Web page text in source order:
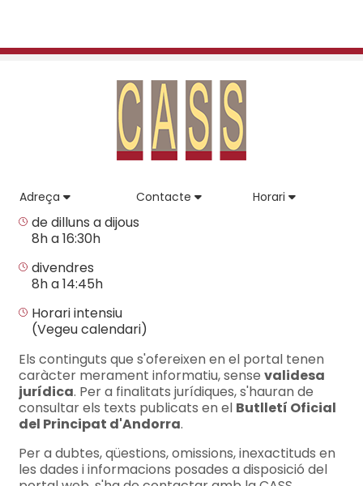
Adreça Contacte Horari
de dilluns a dijous
8h a 16:30h
divendres
8h a 14:45h
Horari intensiu
(Vegeu calendari)
Els continguts que s'ofereixen en el portal tenen
caràcter merament informatiu, sense validesa
jurídica. Per a finalitats jurídiques, s'hauran de
consultar els texts publicats en el Butlletí Oficial
del Principat d'Andorra.
Per a dubtes, qüestions, omissions, inexactituds en
les dades i informacions posades a disposició del